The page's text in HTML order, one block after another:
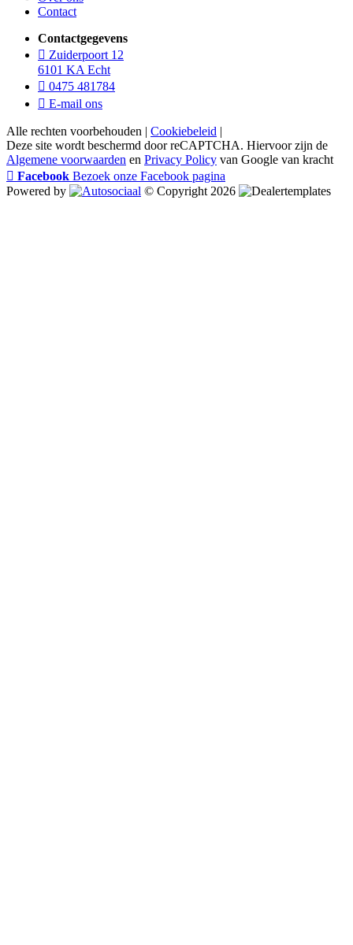
Contact
Contactgegevens
Zuiderpoort 12
6101 KA Echt
0475 481784
E-mail ons
Alle rechten voorbehouden | Cookiebeleid |
Deze site wordt beschermd door reCAPTCHA. Hiervoor zijn de
Algemene voorwaarden en Privacy Policy van Google van kracht
Facebook Bezoek onze Facebook pagina
Powered by
© Copyright 2026